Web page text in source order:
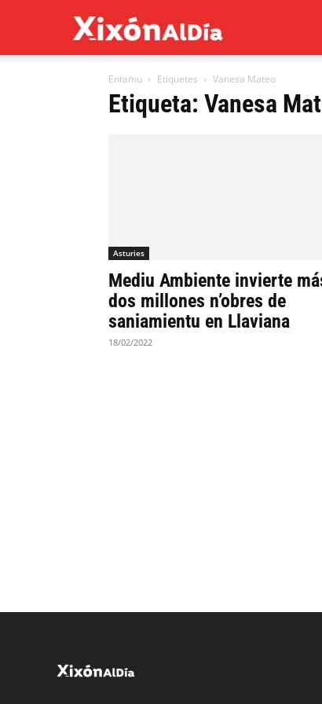
al
Entamu Etiquetes Vanesa Mateo
Etiqueta: Vanesa
Asturies
Mediu Ambiente invierte
dos millones n’obres de
saniamientu en Llaviana
18/02/2022